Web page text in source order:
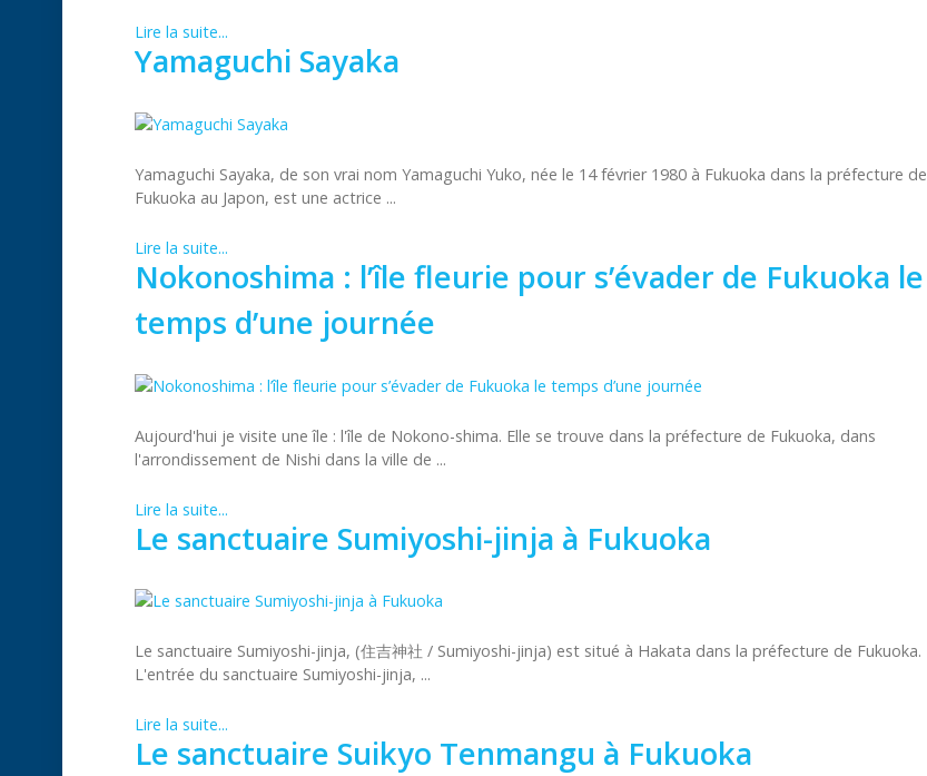
Lire la suite...
Yamaguchi Sayaka
Yamaguchi Sayaka, de son vrai nom Yamaguchi Yuko, née le 14 février 1980 à Fukuoka dans la préfecture de
Fukuoka au Japon, est une actrice ...
Lire la suite...
Nokonoshima : l’île fleurie pour s’évader de Fukuoka le
temps d’une journée
Aujourd'hui je visite une île : l'île de Nokono-shima. Elle se trouve dans la préfecture de Fukuoka, dans
l'arrondissement de Nishi dans la ville de ...
Lire la suite...
Le sanctuaire Sumiyoshi-jinja à Fukuoka
Le sanctuaire Sumiyoshi-jinja, (住吉神社 / Sumiyoshi-jinja) est situé à Hakata dans la préfecture de Fukuoka.
L'entrée du sanctuaire Sumiyoshi-jinja, ...
Lire la suite...
Le sanctuaire Suikyo Tenmangu à Fukuoka